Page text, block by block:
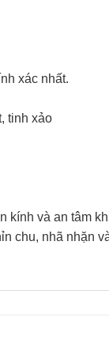
xác nhất.
tinh xảo
kính và an tâm
chu, nhã nhặn